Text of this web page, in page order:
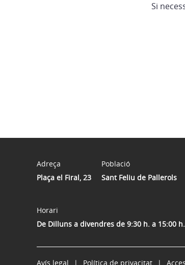
Si
Adreça
Plaça el Firal, 23
Població
Sant Feliu de Pallerols
Horari
De Dilluns a divendres de 9:30 h. a 15:00 h.
Avís legal Política de privacitat